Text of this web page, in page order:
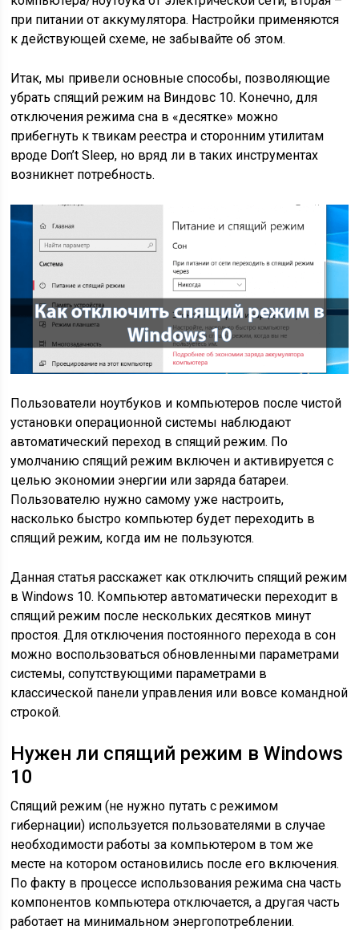
при питании от аккумулятора. Настройки применяются
к действующей схеме, не забывайте об этом.
Итак, мы привели основные способы, позволяющие
убрать спящий режим на Виндовс 10. Конечно, для
отключения режима сна в «десятке» можно
прибегнуть к твикам реестра и сторонним утилитам
вроде Don’t Slееp, но вряд ли в таких инструментах
возникнет потребность.
Пользователи ноутбуков и компьютеров после чистой
установки операционной системы наблюдают
автоматический переход в спящий режим. По
умолчанию спящий режим включен и активируется с
целью экономии энергии или заряда батареи.
Пользователю нужно самому уже настроить,
насколько быстро компьютер будет переходить в
спящий режим, когда им не пользуются.
Данная статья расскажет как отключить спящий режим
в Windows 10. Компьютер автоматически переходит в
спящий режим после нескольких десятков минут
простоя. Для отключения постоянного перехода в сон
можно воспользоваться обновленными параметрами
системы, сопутствующими параметрами в
классической панели управления или вовсе командной
строкой.
Нужен ли спящий режим в Windows
10
Спящий режим (не нужно путать с режимом
гибернации) используется пользователями в случае
необходимости работы за компьютером в том же
месте на котором остановились после его включения.
По факту в процессе использования режима сна часть
компонентов компьютера отключается, а другая часть
работает на минимальном энергопотреблении.